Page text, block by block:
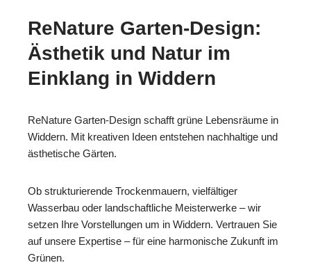
ReNature Garten-Design:
Ästhetik und Natur im
Einklang in Widdern
ReNature Garten-Design schafft grüne Lebensräume in
Widdern. Mit kreativen Ideen entstehen nachhaltige und
ästhetische Gärten.
Ob strukturierende Trockenmauern, vielfältiger
Wasserbau oder landschaftliche Meisterwerke – wir
setzen Ihre Vorstellungen um in Widdern. Vertrauen Sie
auf unsere Expertise – für eine harmonische Zukunft im
Grünen.